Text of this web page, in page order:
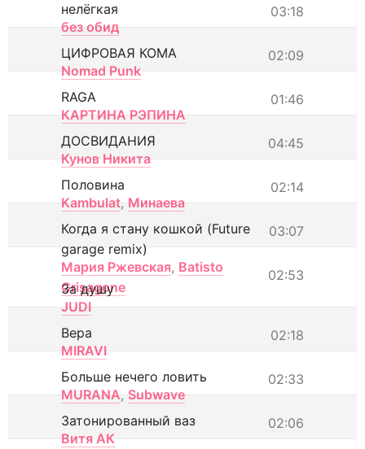
03:18
нелёгкая
без обид
02:09
ЦИФРОВАЯ КОМА
Nomad Punk
01:46
RAGA
КАРТИНА РЭПИНА
04:45
ДОСВИДАНИЯ
Кунов Никита
02:14
Половина
Kambulat, Минаева
03:07
Когда я стану кошкой (Future
garage remix)
Мария Ржевская, Batisto
Grisagone
02:53
За душу
JUDI
02:18
Вера
MIRAVI
02:33
Больше нечего ловить
MURANA, Subwave
02:06
Затонированный ваз
Витя АК